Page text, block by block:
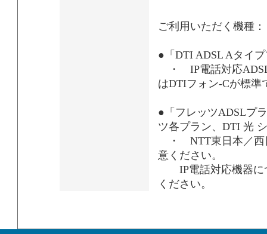
ご利用いただく機種：
●「DTI ADSL Aタイ
・ IP電話対応ADSL
はDTIフォン-Cが標準
●「フレッツADSLプ
ツ各プラン、DTI 光
・ NTT東日本／西
意ください。
IP電話対応機器に
ください。